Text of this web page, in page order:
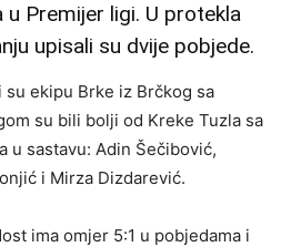
Premijer ligi. U protekla
upisali su dvije pobjede.
ekipu Brke iz Brčkog sa
su bili bolji od Kreke Tuzla sa
u sastavu: Adin Šečibović,
i Mirza Dizdarević.
ima omjer 5:1 u pobjedama i